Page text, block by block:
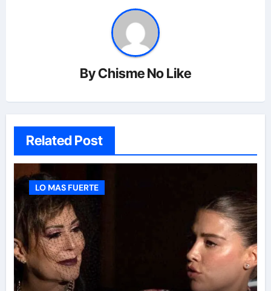
ByChisme No Like
Related Post
LO MAS FUERTE